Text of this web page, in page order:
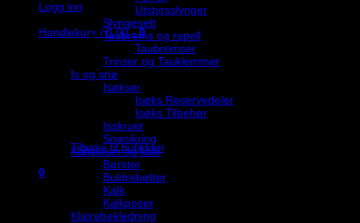
Logg inn
Handlekurv /0,00,- 0
Du har ingen produkter i handlekurven.
Tilbake til butikken
0
Utstyrsslynger
Slyngesett
Taubrems og rapell
Taubremser
Trinser og Tauklemmer
Is og snø
Isøkser
Isøks Reservedeler
Isøks Tilbehør
Isskruer
Snøsikring
Kalkposer og kalk
Børster
Buldrebøtter
Kalk
Kalkposer
Klatrebekledning